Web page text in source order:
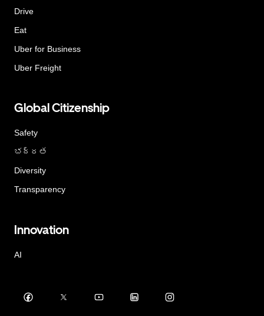
Drive
Eat
Uber for Business
Uber Freight
Global Citizenship
Safety
భద్రత
Diversity
Transparency
Innovation
AI